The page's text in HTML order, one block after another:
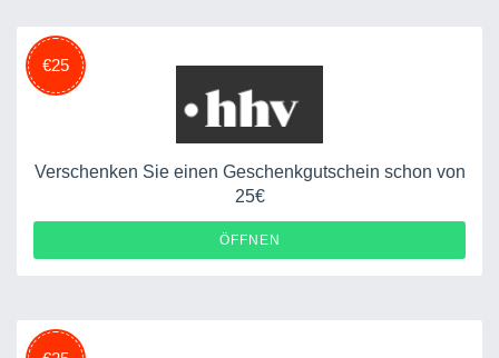
€25
Verschenken Sie einen Geschenkgutschein schon von
25€
ÖFFNEN